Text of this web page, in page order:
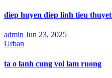
diep huyen diep linh tieu
admin Jun 23, 2025
Urban
ta o lanh cung voi lam ruong